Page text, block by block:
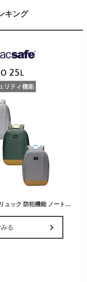
キング
P10倍 パックセーフ GO 25L バックパック リュック 防犯機能 ノートPC収納 セキュリティ機能 旅行 トラベル 海外旅行 スキミング防止 盗難防止 ゴー パックセーフゴー アウトドア リサイクル素材 撥水 メンズ レディース 12970329 pacsafe 正規販売
る